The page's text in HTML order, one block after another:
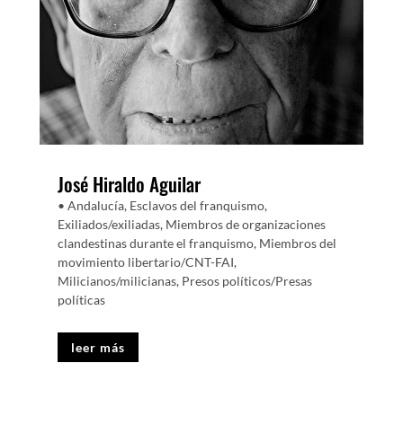
José Hiraldo Aguilar
• Andalucía, Esclavos del franquismo,
Exiliados/exiliadas, Miembros de organizaciones
clandestinas durante el franquismo, Miembros del
movimiento libertario/CNT-FAI,
Milicianos/milicianas, Presos políticos/Presas
políticas
leer más